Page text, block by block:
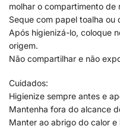
molhar o compartimento de
Seque com papel toalha ou
Após higienizá-lo, coloque
origem.
Não compartilhar e não
Cuidados:
Higienize sempre antes e
Mantenha fora do alcance
Manter ao abrigo do calor e